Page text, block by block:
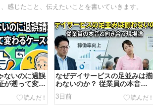
感じたこと、伝えたいことを書いていきます。
ないのに過誤
が遡って変わ
なぜデイサービスの足並みは揃
わないのか？ 従業員の本音と
向き合う現場論
3日前